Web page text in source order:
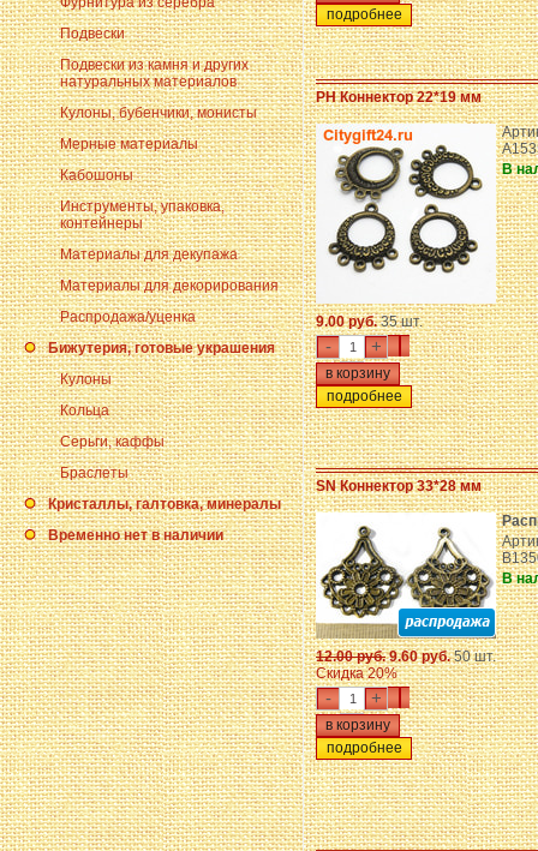
Подвески
Подвески из камня и других
натуральных материалов
Кулоны, бубенчики, монисты
Мерные материалы
Кабошоны
Инструменты, упаковка,
контейнеры
Материалы для декупажа
Материалы для декорирования
Распродажа/уценка
Бижутерия, готовые украшения
Кулоны
Кольца
Серьги, каффы
Браслеты
Кристаллы, галтовка, минералы
Временно нет в наличии
подробнее
PH Коннектор 22*19 мм
В
9.00 руб.35 шт.
- +
подробнее
SN Коннектор 33*28 мм
В
12.00 руб.9.60 руб.50 шт.
Скидка 20%
- +
подробнее